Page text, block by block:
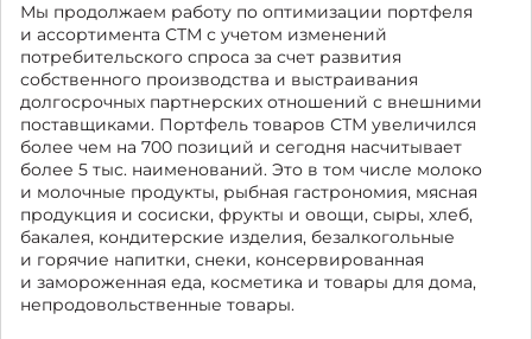
Мы продолжаем работу по оптимизации портфеля
и ассортимента СТМ с учетом изменений
потребительского спроса за счет развития
собственного производства и выстраивания
долгосрочных партнерских отношений с внешними
поставщиками. Портфель товаров СТМ увеличился
более чем на 700 позиций и сегодня насчитывает
более 5 тыс. наименований. Это в том числе молоко
и молочные продукты, рыбная гастрономия, мясная
продукция и сосиски, фрукты и овощи, сыры, хлеб,
бакалея, кондитерские изделия, безалкогольные
и горячие напитки, снеки, консервированная
и замороженная еда, косметика и товары для дома,
непродовольственные товары.